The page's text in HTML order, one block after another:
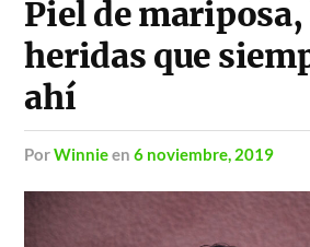
Piel de mariposa,
heridas que
ahí
porWinnieen6 noviembre, 2019